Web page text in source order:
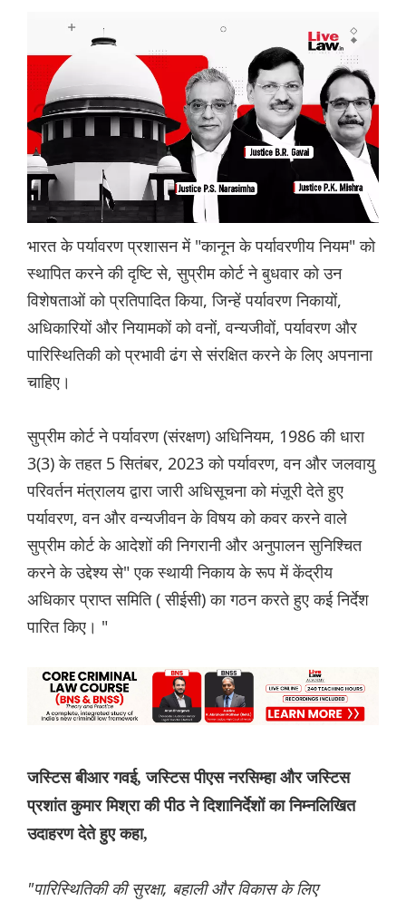
भारत के पर्यावरण प्रशासन में "कानून के पर्यावरणीय नियम" को
स्थापित करने की दृष्टि से, सुप्रीम कोर्ट ने बुधवार को उन
विशेषताओं को प्रतिपादित किया, जिन्हें पर्यावरण निकायों,
अधिकारियों और नियामकों को वनों, वन्यजीवों, पर्यावरण और
पारिस्थितिकी को प्रभावी ढंग से संरक्षित करने के लिए अपनाना
चाहिए।
सुप्रीम कोर्ट ने पर्यावरण (संरक्षण) अधिनियम, 1986 की धारा
3(3) के तहत 5 सितंबर, 2023 को पर्यावरण, वन और जलवायु
परिवर्तन मंत्रालय द्वारा जारी अधिसूचना को मंज़ूरी देते हुए
पर्यावरण, वन और वन्यजीवन के विषय को कवर करने वाले
सुप्रीम कोर्ट के आदेशों की निगरानी और अनुपालन सुनिश्चित
करने के उद्देश्य से" एक स्थायी निकाय के रूप में केंद्रीय
अधिकार प्राप्त समिति ( सीईसी) का गठन करते हुए कई निर्देश
पारित किए। "
जस्टिस बीआर गवई, जस्टिस पीएस नरसिम्हा और जस्टिस
प्रशांत कुमार मिश्रा की पीठ ने दिशानिर्देशों का निम्नलिखित
उदाहरण देते हुए कहा,
"पारिस्थितिकी की सुरक्षा, बहाली और विकास के लिए